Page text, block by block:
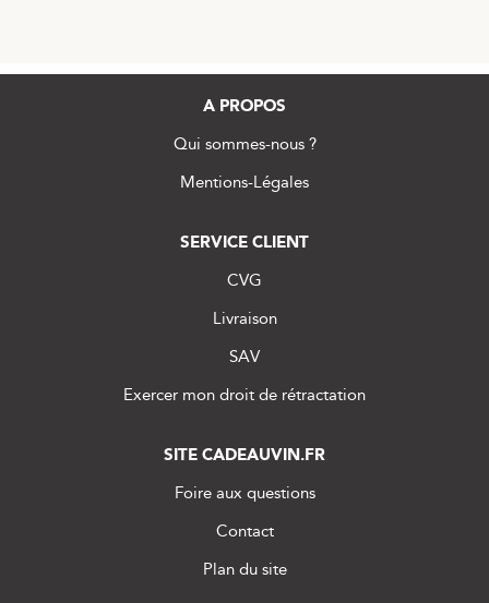
A PROPOS
Qui sommes-nous ?
Mentions-Légales
SERVICE CLIENT
CVG
Livraison
SAV
Exercer mon droit de rétractation
SITE CADEAUVIN.FR
Foire aux questions
Contact
Plan du site